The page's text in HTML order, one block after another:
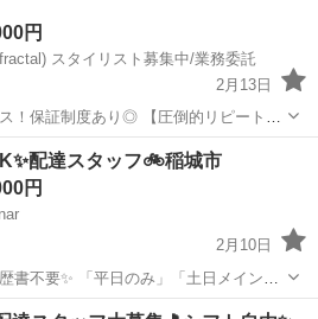
...
円
スタイリスト募集中/業務委託
2月13日
！保証制度あり◎ 【圧倒的リピート空
が増える環境が揃っています。みなさ
方を重視します！ スタイリスト
業務委託
配達スタッフ🚲稲城市
円
2月10日
書不要✨ 「平日のみ」「土日メイン」
でも可！ シフト自由に組めます！ 午前